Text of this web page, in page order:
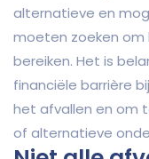
alternatieve en
moeten zoeken om
bereiken. Het is
financiële barrière
het afvallen en om
of alternatieve